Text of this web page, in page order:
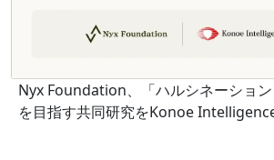
Nyx Foundation、「ハルシネーショ
を目指す共同研究をKonoe